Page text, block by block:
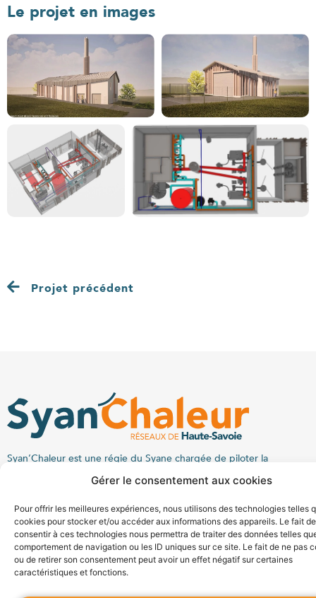
Gérer le consentement aux cookies
Pour offrir les meilleures expériences, nous utilisons des technologies telles
cookies pour stocker et/ou accéder aux informations des appareils. Le fait de
consentir à ces technologies nous permettra de traiter des données telles
comportement de navigation ou les ID uniques sur ce site. Le fait de ne pas
ou de retirer son consentement peut avoir un effet négatif sur certaines
caractéristiques et fonctions.
Le projet en images
Projet précédent
Syan’Chaleur est une régie du Syane chargée de piloter la
conception, la réalisation, l’exploitation et la maintenance de
réseaux publics de chaleur et de froid. Elle gère également le
service auprès des usagers.
Syan'Chaleur